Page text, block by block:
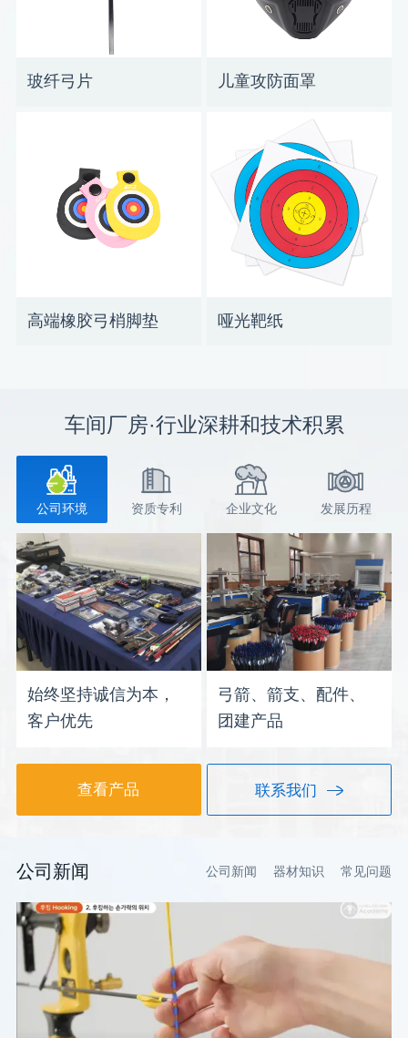
玻纤弓片 儿童攻防面罩
高端橡胶弓梢脚垫 哑光靶纸
车间厂房·行业深耕和技术积累
公司环境 资质专利 企业文化 发展历程
始终坚持诚信为本，
客户优先
弓箭、箭支、配件、
团建产品
查看产品 联系我们
公司新闻 公司新闻 器材知识 常见问题